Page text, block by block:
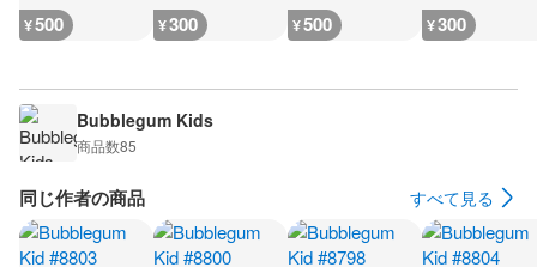
¥500 ¥300 ¥500 ¥300
Bubblegum Kids
商品数85
同じ作者の商品 すべて見る